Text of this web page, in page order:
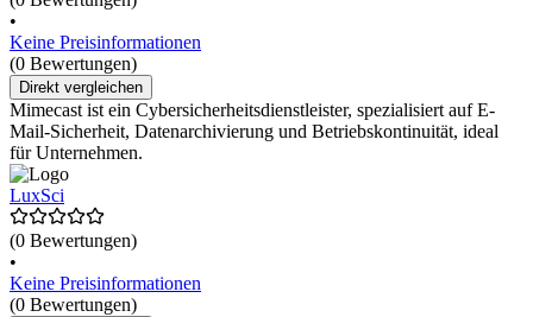
•
Keine Preisinformationen
(0 Bewertungen)
Direkt vergleichen
Mimecast ist ein Cybersicherheitsdienstleister, spezialisiert auf E-
Mail-Sicherheit, Datenarchivierung und Betriebskontinuität, ideal
für Unternehmen.
LuxSci
(0 Bewertungen)
•
Keine Preisinformationen
(0 Bewertungen)